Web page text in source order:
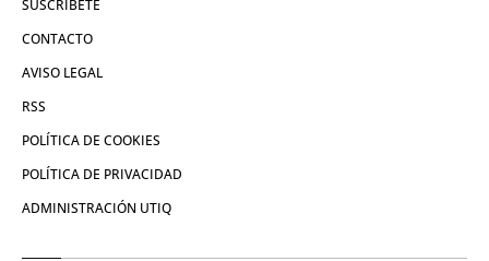
SUSCRÍBETE
CONTACTO
AVISO LEGAL
RSS
POLÍTICA DE COOKIES
POLÍTICA DE PRIVACIDAD
ADMINISTRACIÓN UTIQ